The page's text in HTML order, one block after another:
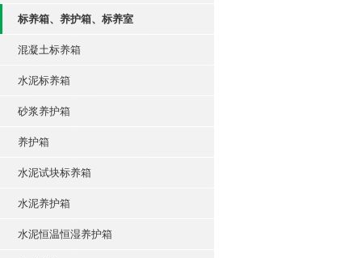
标养箱、养护箱、标养室
混凝土标养箱
水泥标养箱
砂浆养护箱
养护箱
水泥试块标养箱
水泥养护箱
水泥恒温恒湿养护箱